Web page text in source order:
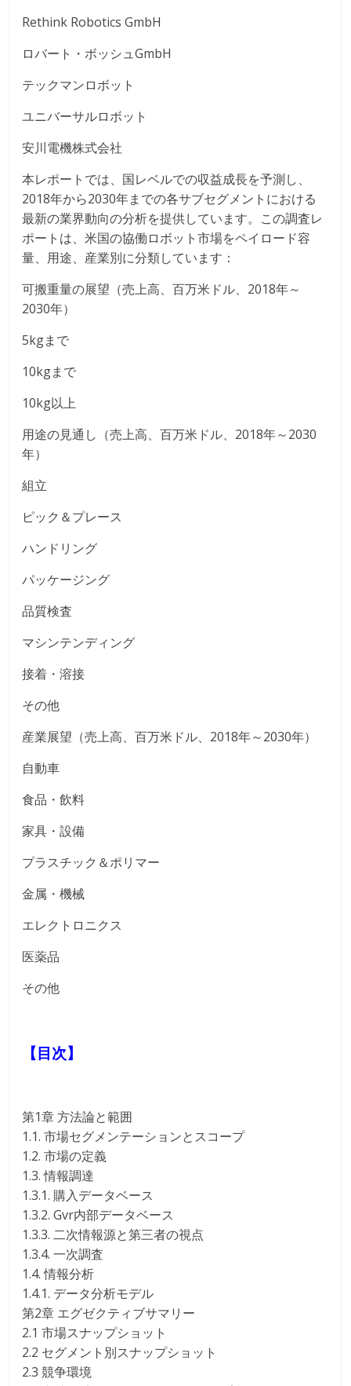
Rethink Robotics GmbH
ロバート・ボッシュGmbH
テックマンロボット
ユニバーサルロボット
安川電機株式会社
本レポートでは、国レベルでの収益成長を予測し、
2018年から2030年までの各サブセグメントにおける
最新の業界動向の分析を提供しています。この調査レ
ポートは、米国の協働ロボット市場をペイロード容
量、用途、産業別に分類しています：
可搬重量の展望（売上高、百万米ドル、2018年～
2030年）
5kgまで
10kgまで
10kg以上
用途の見通し（売上高、百万米ドル、2018年～2030
年）
組立
ピック＆プレース
ハンドリング
パッケージング
品質検査
マシンテンディング
接着・溶接
その他
産業展望（売上高、百万米ドル、2018年～2030年）
自動車
食品・飲料
家具・設備
プラスチック＆ポリマー
金属・機械
エレクトロニクス
医薬品
その他
【目次】
第1章 方法論と範囲
1.1. 市場セグメンテーションとスコープ
1.2. 市場の定義
1.3. 情報調達
1.3.1. 購入データベース
1.3.2. Gvr内部データベース
1.3.3. 二次情報源と第三者の視点
1.3.4. 一次調査
1.4. 情報分析
1.4.1. データ分析モデル
第2章 エグゼクティブサマリー
2.1 市場スナップショット
2.2 セグメント別スナップショット
2.3 競争環境